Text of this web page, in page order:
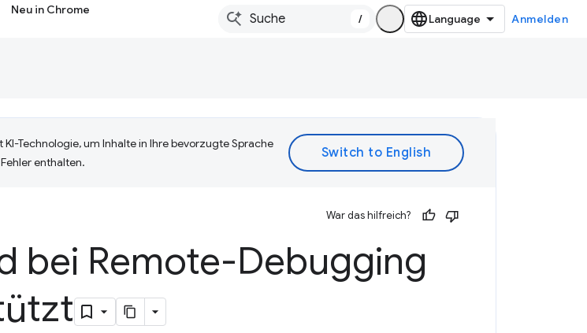
Neu in Chrome
/ Anmelden
Technologie, um Inhalte in Ihre bevorzugte Sprache
enthalten.
War das hilfreich?
bei Remote-Debugging